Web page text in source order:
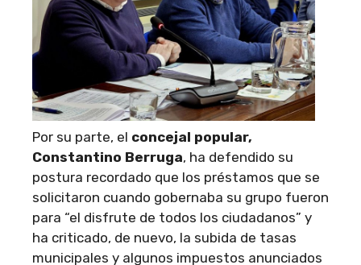
Por su parte, el concejal popular,
Constantino Berruga, ha defendido su
postura recordado que los préstamos que se
solicitaron cuando gobernaba su grupo fueron
para “el disfrute de todos los ciudadanos” y
ha criticado, de nuevo, la subida de tasas
municipales y algunos impuestos anunciados